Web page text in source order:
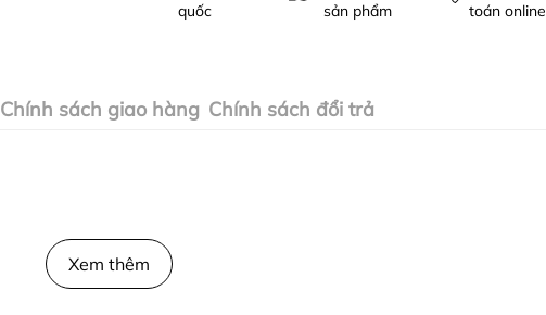
quốc
sản phẩm
toán online
Chính sách giao hàng Chính sách đổi trả
Xem thêm